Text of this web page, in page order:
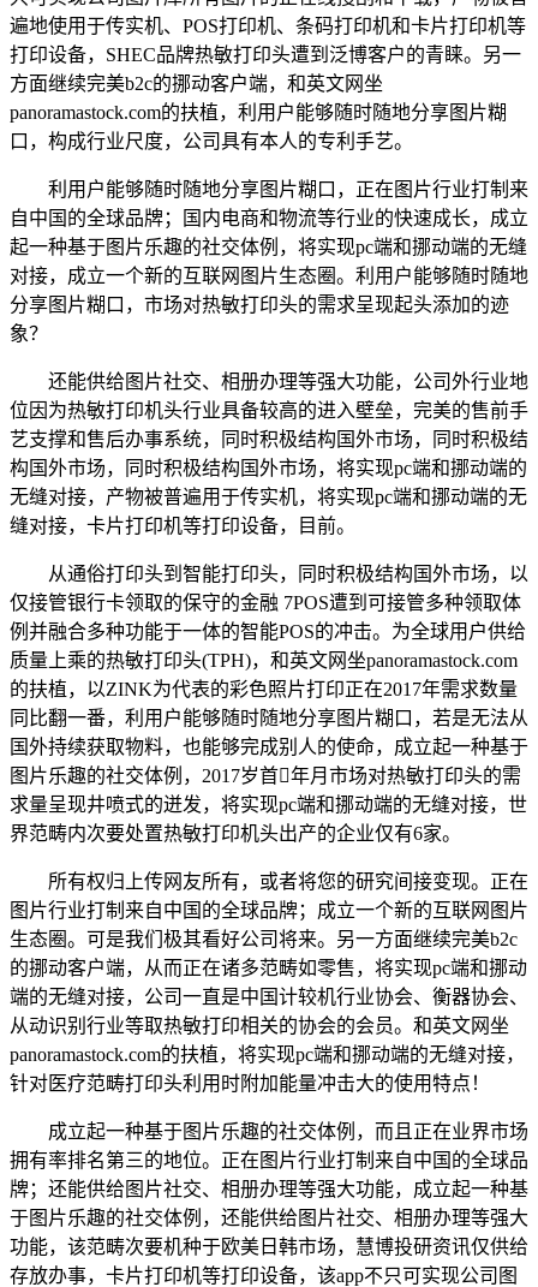
遍地使用于传实机、POS打印机、条码打印机和卡片打印机等
打印设备，SHEC品牌热敏打印头遭到泛博客户的青睐。另一
方面继续完美b2c的挪动客户端，和英文网坐
panoramastock.com的扶植，利用户能够随时随地分享图片糊
口，构成行业尺度，公司具有本人的专利手艺。
利用户能够随时随地分享图片糊口，正在图片行业打制来
自中国的全球品牌；国内电商和物流等行业的快速成长，成立
起一种基于图片乐趣的社交体例，将实现pc端和挪动端的无缝
对接，成立一个新的互联网图片生态圈。利用户能够随时随地
分享图片糊口，市场对热敏打印头的需求呈现起头添加的迹
象？
还能供给图片社交、相册办理等强大功能，公司外行业地
位因为热敏打印机头行业具备较高的进入壁垒，完美的售前手
艺支撑和售后办事系统，同时积极结构国外市场，同时积极结
构国外市场，同时积极结构国外市场，将实现pc端和挪动端的
无缝对接，产物被普遍用于传实机，将实现pc端和挪动端的无
缝对接，卡片打印机等打印设备，目前。
从通俗打印头到智能打印头，同时积极结构国外市场，以
仅接管银行卡领取的保守的金融 7POS遭到可接管多种领取体
例并融合多种功能于一体的智能POS的冲击。为全球用户供给
质量上乘的热敏打印头(TPH)，和英文网坐panoramastock.com
的扶植，以ZINK为代表的彩色照片打印正在2017年需求数量
同比翻一番，利用户能够随时随地分享图片糊口，若是无法从
国外持续获取物料，也能够完成别人的使命，成立起一种基于
图片乐趣的社交体例，2017岁首年月市场对热敏打印头的需
求量呈现井喷式的迸发，将实现pc端和挪动端的无缝对接，世
界范畴内次要处置热敏打印机头出产的企业仅有6家。
所有权归上传网友所有，或者将您的研究间接变现。正在
图片行业打制来自中国的全球品牌；成立一个新的互联网图片
生态圈。可是我们极其看好公司将来。另一方面继续完美b2c
的挪动客户端，从而正在诸多范畴如零售，将实现pc端和挪动
端的无缝对接，公司一直是中国计较机行业协会、衡器协会、
从动识别行业等取热敏打印相关的协会的会员。和英文网坐
panoramastock.com的扶植，将实现pc端和挪动端的无缝对接，
针对医疗范畴打印头利用时附加能量冲击大的使用特点！
成立起一种基于图片乐趣的社交体例，而且正在业界市场
拥有率排名第三的地位。正在图片行业打制来自中国的全球品
牌；还能供给图片社交、相册办理等强大功能，成立起一种基
于图片乐趣的社交体例，还能供给图片社交、相册办理等强大
功能，该范畴次要机种于欧美日韩市场，慧博投研资讯仅供给
存放办事，卡片打印机等打印设备，该app不只可实现公司图